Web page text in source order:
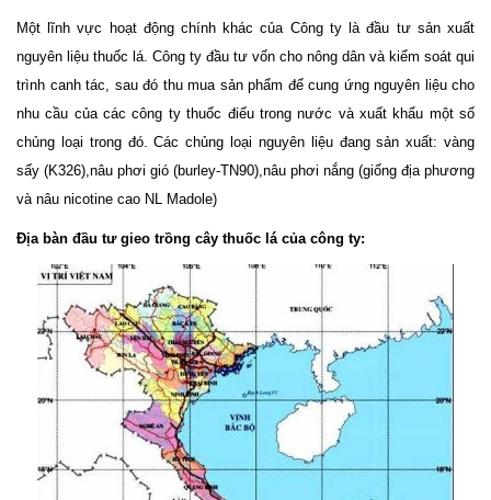
Một lĩnh vực hoạt động chính khác của Công ty là đầu tư sản xuất
nguyên liệu thuốc lá. Công ty đầu tư vốn cho nông dân và kiểm soát qui
trình canh tác, sau đó thu mua sản phẩm để cung ứng nguyên liệu cho
nhu cầu của các công ty thuốc điếu trong nước và xuất khẩu một số
chủng loại trong đó. Các chủng loại nguyên liệu đang sản xuất: vàng
sấy (K326),nâu phơi gió (burley-TN90),nâu phơi nắng (giống địa phương
và nâu nicotine cao NL Madole)
Địa bàn đầu tư gieo trồng cây thuốc lá của công ty: